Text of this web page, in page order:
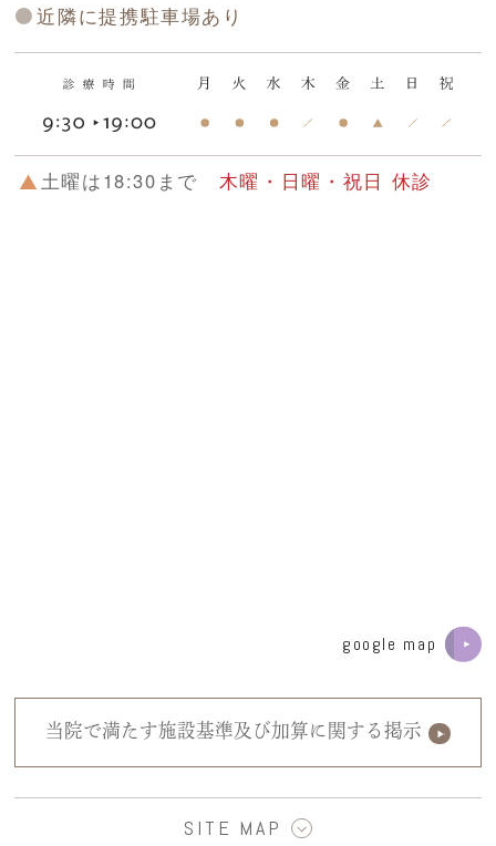
近隣に提携駐車場あり
土曜は18:30まで 木曜・日曜・祝日 休診
google map
当院で満たす施設基準及び加算に関する掲示
SITE MAP